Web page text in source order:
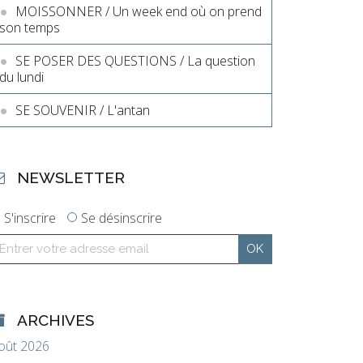
MOISSONNER / Un week end où on prend
son temps
SE POSER DES QUESTIONS / La question
du lundi
SE SOUVENIR / L'antan
NEWSLETTER
S'inscrire Se désinscrire
ARCHIVES
2026